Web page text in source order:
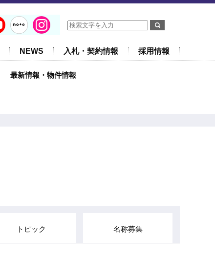
NEWS 入札・契約情報 採用情報
最新情報・物件情報
トピック 名称募集